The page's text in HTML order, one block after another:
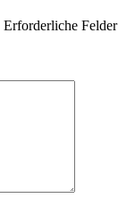
Erforderliche Felder